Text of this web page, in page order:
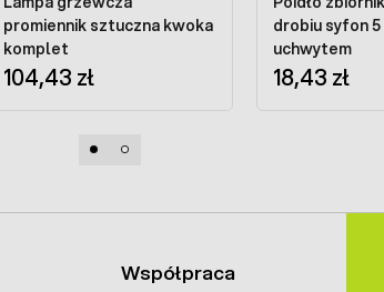
promiennik sztuczna kwoka
komplet
104,43 zł
drobiu syfon
uchwytem
18,43 zł
Współpraca